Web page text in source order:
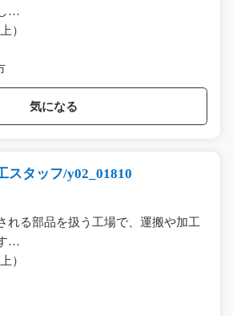
…
）
気になる
スタッフ/y02_01810
れる部品を扱う工場で、運搬や加工
…
）